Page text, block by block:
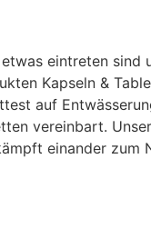
eintreten sind
Kapseln &
auf
vereinbart.
einander zum